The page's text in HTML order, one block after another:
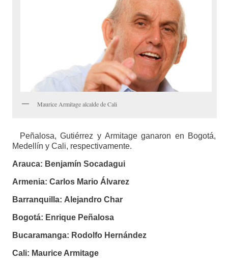
Maurice Armitage alcalde de Cali
Peñalosa, Gutiérrez y Armitage ganaron en Bogotá,
Medellín y Cali, respectivamente.
Arauca: Benjamín Socadagui
Armenia: Carlos Mario Álvarez
Barranquilla: Alejandro Char
Bogotá: Enrique Peñalosa
Bucaramanga: Rodolfo Hernández
Cali: Maurice Armitage